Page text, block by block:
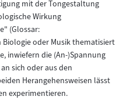
mit der Tongestaltung
Wirkung
(Glossar:
Biologie oder Musik thematisiert
inwiefern die (An-)Spannung
sich oder aus den
Herangehensweisen lässt
experimentieren.